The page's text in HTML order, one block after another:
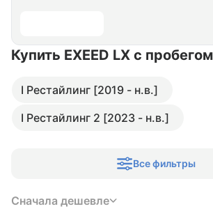
Купить EXEED LX с пробегом
I Рестайлинг [2019 - н.в.]
I Рестайлинг 2 [2023 - н.в.]
Все фильтры
Сначала дешевле